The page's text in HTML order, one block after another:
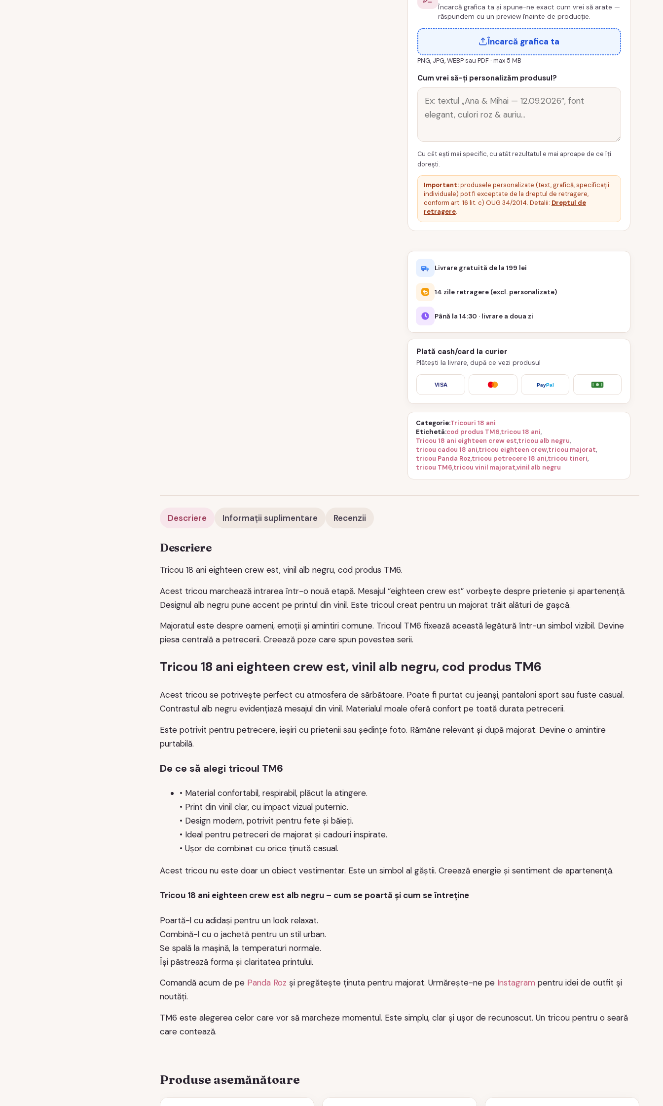
alb
cod
produs
TM6
Încarcă grafica ta și spune-ne exact cum vrei să arate —
răspundem cu un preview înainte de producție.
Încarcă grafica ta
PNG, JPG, WEBP sau PDF · max 5 MB
Cum vrei să-ți personalizăm produsul?
Cu cât ești mai specific, cu atât rezultatul e mai aproape de ce îți
dorești.
Important:produsele personalizate (text, grafică, specificații
individuale) pot fi exceptate de la dreptul de retragere,
conform art. 16 lit. c) OUG 34/2014. Detalii: Dreptul de
retragere.
Livrare gratuită de la 199 lei
14 zile retragere (excl. personalizate)
Până la 14:30 · livrare a doua zi
Plată cash/card la curier
Plătești la livrare, după ce vezi produsul
VISA PayPal
Categorie Tricouri 18 ani
Etichetă cod produs TM6,tricou 18 ani,
Tricou 18 ani eighteen crew est,tricou alb negru,
tricou cadou 18 ani,tricou eighteen crew,tricou majorat,
tricou Panda Roz,tricou petrecere 18 ani,tricou tineri,
tricou TM6,tricou vinil majorat,vinil alb negru
Descriere Informații suplimentare Recenzii
Descriere
Tricou 18 ani eighteen crew est, vinil alb negru, cod produs TM6.
Acest tricou marchează intrarea într-o nouă etapă. Mesajul “eighteen crew est” vorbește despre prietenie și apartenență.
Designul alb negru pune accent pe printul din vinil. Este tricoul creat pentru un majorat trăit alături de gașcă.
Majoratul este despre oameni, emoții și amintiri comune. Tricoul TM6 fixează această legătură într-un simbol vizibil. Devine
piesa centrală a petrecerii. Creează poze care spun povestea serii.
Tricou 18 ani eighteen crew est, vinil alb negru, cod produs TM6
Acest tricou se potrivește perfect cu atmosfera de sărbătoare. Poate fi purtat cu jeanși, pantaloni sport sau fuste casual.
Contrastul alb negru evidențiază mesajul din vinil. Materialul moale oferă confort pe toată durata petrecerii.
Este potrivit pentru petrecere, ieșiri cu prietenii sau ședințe foto. Rămâne relevant și după majorat. Devine o amintire
purtabilă.
De ce să alegi tricoul TM6
• Material confortabil, respirabil, plăcut la atingere.
• Print din vinil clar, cu impact vizual puternic.
• Design modern, potrivit pentru fete și băieți.
• Ideal pentru petreceri de majorat și cadouri inspirate.
• Ușor de combinat cu orice ținută casual.
Acest tricou nu este doar un obiect vestimentar. Este un simbol al găștii. Creează energie și sentiment de apartenență.
Tricou 18 ani eighteen crew est alb negru – cum se poartă și cum se întreține
Poartă-l cu adidași pentru un look relaxat.
Combină-l cu o jachetă pentru un stil urban.
Se spală la mașină, la temperaturi normale.
Își păstrează forma și claritatea printului.
Comandă acum de pe Panda Roz și pregătește ținuta pentru majorat. Urmărește-ne pe Instagram pentru idei de outfit și
noutăți.
TM6 este alegerea celor care vor să marcheze momentul. Este simplu, clar și ușor de recunoscut. Un tricou pentru o seară
care contează.
Produse asemănătoare